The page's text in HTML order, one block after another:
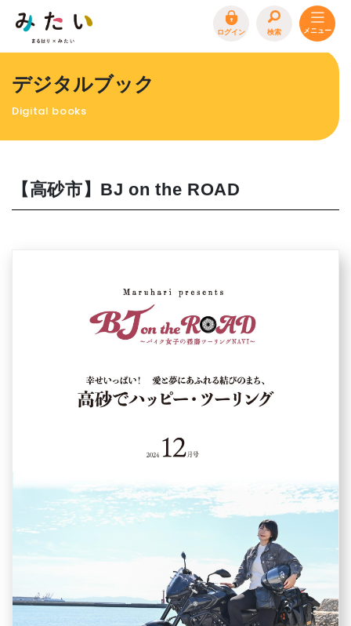
ログイン 検索
特集
地場産品/ツクリビト
エリア特集
デジタルブック
Digital books
【高砂市】BJ on the ROAD